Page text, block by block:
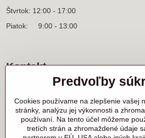
Štvrtok: 12:00 - 17:00
Piatok: 9:00 - 13:00
Kontakt
Sídlo firmy a korešpondenčná adresa
Ľanová 31
900 25 Chorvátsky Grob
+421 905 818 702 p. Marek Nerád
+421 910 919 130 p. Michal Horník
Predvoľby
Cookies používame na zlepšenie vašej
stránky, analýzu jej výkonnosti a
používaní. Na tento účel môžeme
tretích strán a zhromaždené údaje